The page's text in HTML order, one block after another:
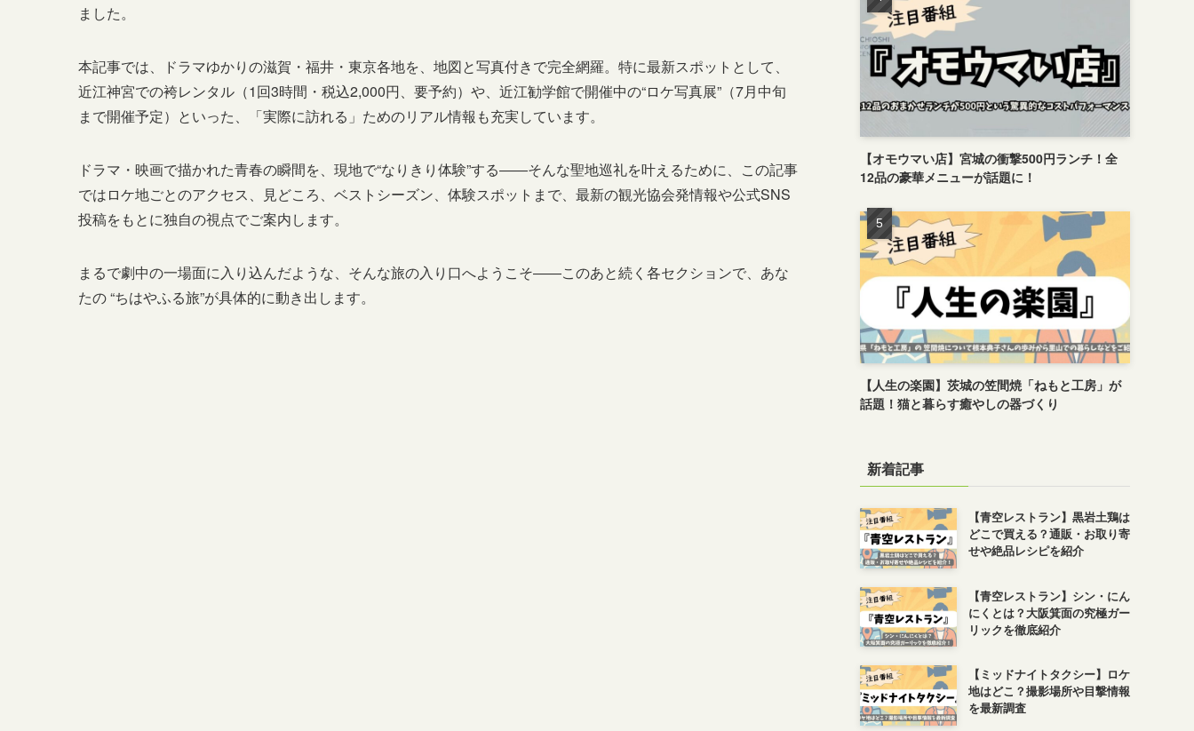
ました。
本記事では、ドラマゆかりの滋賀・福井・東京各地を、地図と写真付きで完全網羅。特に最新スポットとして、
近江神宮での袴レンタル（1回3時間・税込2,000円、要予約）や、近江勧学館で開催中の“ロケ写真展”（7月中旬
まで開催予定）といった、「実際に訪れる」ためのリアル情報も充実しています。
ドラマ・映画で描かれた青春の瞬間を、現地で“なりきり体験”する――そんな聖地巡礼を叶えるために、この記事
ではロケ地ごとのアクセス、見どころ、ベストシーズン、体験スポットまで、最新の観光協会発情報や公式SNS
投稿をもとに独自の視点でご案内します。
まるで劇中の一場面に入り込んだような、そんな旅の入り口へようこそ――このあと続く各セクションで、あな
たの “ちはやふる旅”が具体的に動き出します。
【オモウマい店】宮城の衝撃500円ランチ！全
12品の豪華メニューが話題に！
【人生の楽園】茨城の笠間焼「ねもと工房」が
話題！猫と暮らす癒やしの器づくり
新着記事
【青空レストラン】黒岩土鶏は
どこで買える？通販・お取り寄
せや絶品レシピを紹介
【青空レストラン】シン・にん
にくとは？大阪箕面の究極ガー
リックを徹底紹介
【ミッドナイトタクシー】ロケ
地はどこ？撮影場所や目撃情報
を最新調査